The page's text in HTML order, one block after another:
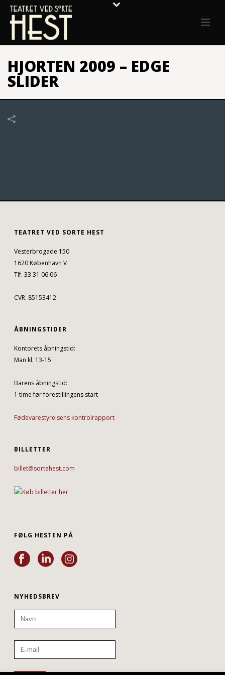
HJORTEN 2009 – EDGE
SLIDER
TEATRET VED SORTE HEST
Vesterbrogade 150
1620 København V
Tlf. 33 31 06 06
CVR. 85153412
ÅBNINGSTIDER
Kontorets åbningstid:
Man kl. 13-15
Barens åbningstid:
1 time før forestillingens start
Fødevarestyrelsens kontrolrapport
BILLETTER
billet@sortehest.com
FØLG HESTEN PÅ
NYHEDSBREV